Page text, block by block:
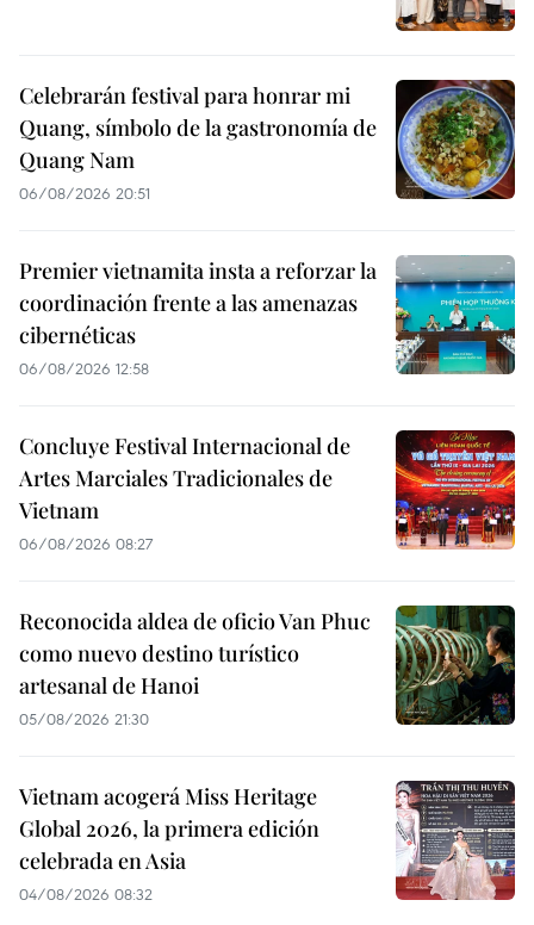
Celebrarán festival para honrar mi
Quang, símbolo de la gastronomía de
Quang Nam
06/08/2026 20:51
Premier vietnamita insta a reforzar la
coordinación frente a las amenazas
cibernéticas
06/08/2026 12:58
Concluye Festival Internacional de
Artes Marciales Tradicionales de
Vietnam
06/08/2026 08:27
Reconocida aldea de oficio Van Phuc
como nuevo destino turístico
artesanal de Hanoi
05/08/2026 21:30
Vietnam acogerá Miss Heritage
Global 2026, la primera edición
celebrada en Asia
04/08/2026 08:32